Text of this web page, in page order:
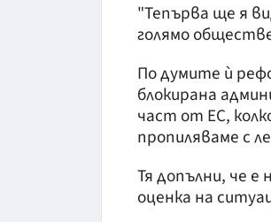
"Тепърва ще я
голямо
По думите ѝ
блокирана
част от ЕС,
пропиляваме с
Тя допълни, че
оценка на